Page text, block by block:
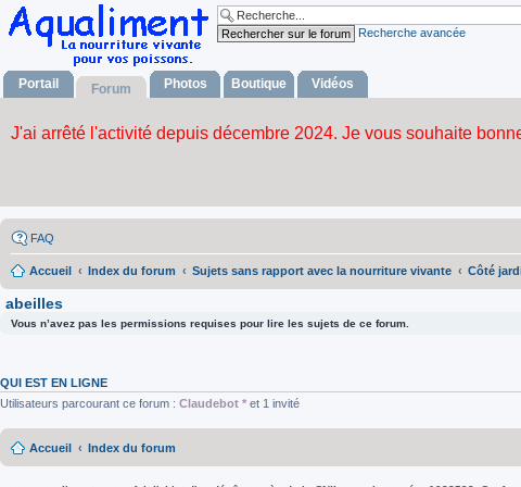
Recherche avancée
Portail Forum Photos Boutique Vidéos
FAQ
Accueil Index du forum Sujets sans rapport avec la nourriture vivante Côté
abeilles
Vous n’avez pas les permissions requises pour lire les sujets de ce forum.
QUI EST EN LIGNE
Utilisateurs parcourant ce forum : Claudebot * et 1 invité
Accueil Index du forum